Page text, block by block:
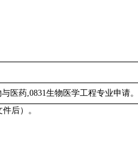
医药,0831生物医学工程专业申请。
后）。